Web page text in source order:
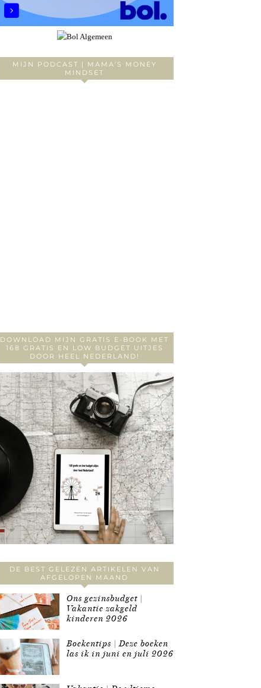
MIJN PODCAST | MAMA’S MONEY
MINDSET
DOWNLOAD MIJN GRATIS E-BOOK MET
168 GRATIS EN LOW BUDGET UITJES
DOOR HEEL NEDERLAND!
DE BEST GELEZEN ARTIKELEN VAN
AFGELOPEN MAAND
Ons gezinsbudget |
Vakantie zakgeld
kinderen 2026
Boekentips | Deze boeken
las ik in juni en juli 2026